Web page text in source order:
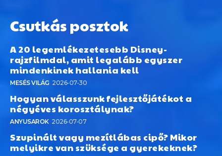
Csutkás posztok
A 20 legemlékezetesebb Disney-
rajzfilmdal, amit legalább egyszer
mindenkinek hallania kell
MESÉS VILÁG 2026-07-30
Hogyan válasszunk fejlesztőjátékot a
négyéves korosztálynak?
ANYUSAROK 2026-07-07
Szupinált vagy mezítlábas cipő? Mikor
melyikre van szüksége a gyerekeknek?